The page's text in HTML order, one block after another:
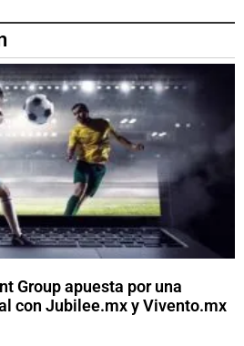
Group apuesta por una
con Jubilee.mx y Vivento.mx